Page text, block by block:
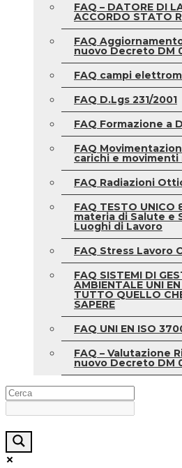
FAQ – DATORE DI
ACCORDO STATO
FAQ
nuovo Decreto DM
FAQ campi
FAQ D.Lgs 231/2001
FAQ Formazione a
FAQ
carichi e
FAQ Radiazioni
FAQ TESTO UNICO
materia di Salute e
Luoghi di Lavoro
FAQ Stress Lavoro
FAQ SISTEMI DI
AMBIENTALE UNI
TUTTO QUELLO
SAPERE
FAQ UNI EN ISO
FAQ – Valutazione
nuovo Decreto DM